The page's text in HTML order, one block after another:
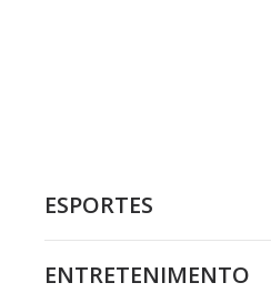
ESPORTES
ENTRETENIMENTO